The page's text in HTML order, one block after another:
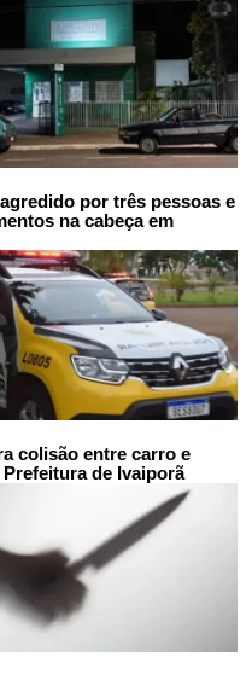
por três pessoas e
na cabeça em
colisão entre carro e
de Ivaiporã